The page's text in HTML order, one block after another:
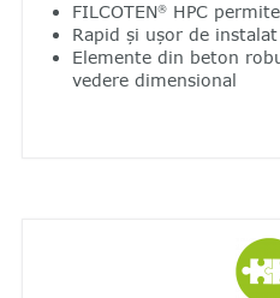
FILCOTEN®HPC
Rapid și ușor de instalat
Elemente din beton
vedere dimensional